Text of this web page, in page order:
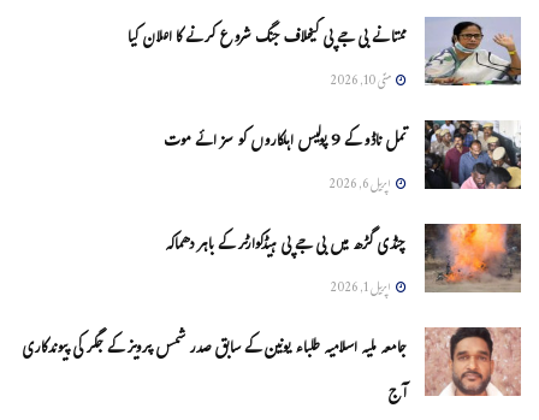
ممتا نے بی جے پی کیخلاف جنگ شروع کرنے کا اعلان کیا
مئی 10, 2026
تمل ناڈو کے 9 پولیس اہلکاروں کو سزائے موت
اپریل 6, 2026
چنڈی گڑھ میں بی جے پی ہیڈکوارٹر کے باہر دھماکہ
اپریل 1, 2026
جامعہ ملیہ اسلامیہ طلباء یونین کے سابق صدر شمس پرویز کے جگر کی پیوندکاری
آج